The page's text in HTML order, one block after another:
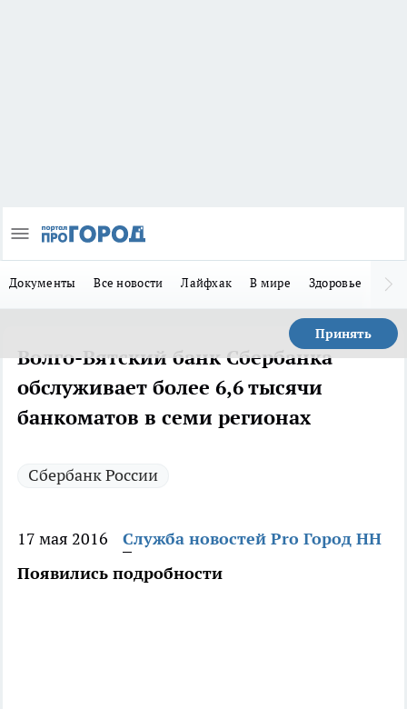
Документы Все новости Лайфхак В мире Здоровье
Принять
Волго-Вятский банк Сбербанка
обслуживает более 6,6 тысячи
банкоматов в семи регионах
Сбербанк России
17 мая 2016
Служба новостей Pro Город НН
Появились подробности